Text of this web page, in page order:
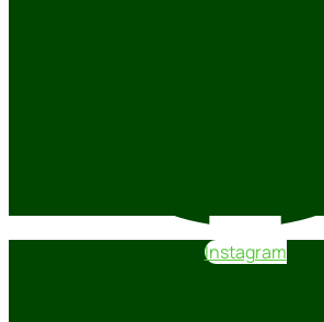
Instagram